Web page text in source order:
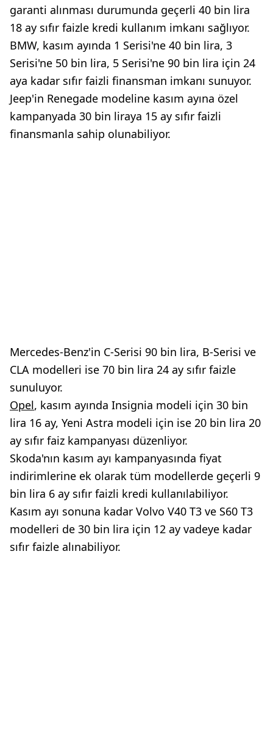
garanti alınması durumunda geçerli 40 bin lira
18 ay sıfır faizle kredi kullanım imkanı sağlıyor.
BMW, kasım ayında 1 Serisi'ne 40 bin lira, 3
Serisi'ne 50 bin lira, 5 Serisi'ne 90 bin lira için 24
aya kadar sıfır faizli finansman imkanı sunuyor.
Jeep'in Renegade modeline kasım ayına özel
kampanyada 30 bin liraya 15 ay sıfır faizli
finansmanla sahip olunabiliyor.
Mercedes-Benz'in C-Serisi 90 bin lira, B-Serisi ve
CLA modelleri ise 70 bin lira 24 ay sıfır faizle
sunuluyor.
Opel, kasım ayında Insignia modeli için 30 bin
lira 16 ay, Yeni Astra modeli için ise 20 bin lira 20
ay sıfır faiz kampanyası düzenliyor.
Skoda'nın kasım ayı kampanyasında fiyat
indirimlerine ek olarak tüm modellerde geçerli 9
bin lira 6 ay sıfır faizli kredi kullanılabiliyor.
Kasım ayı sonuna kadar Volvo V40 T3 ve S60 T3
modelleri de 30 bin lira için 12 ay vadeye kadar
sıfır faizle alınabiliyor.